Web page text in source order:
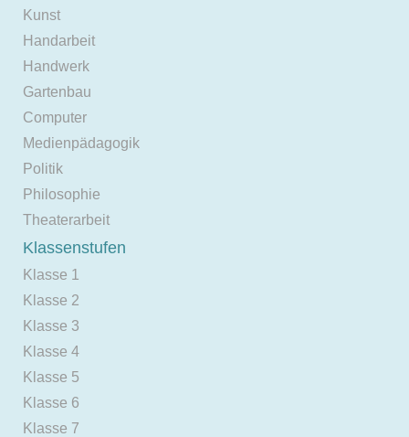
Kunst
Handarbeit
Handwerk
Gartenbau
Computer
Medienpädagogik
Politik
Philosophie
Theaterarbeit
Klassenstufen
Klasse 1
Klasse 2
Klasse 3
Klasse 4
Klasse 5
Klasse 6
Klasse 7